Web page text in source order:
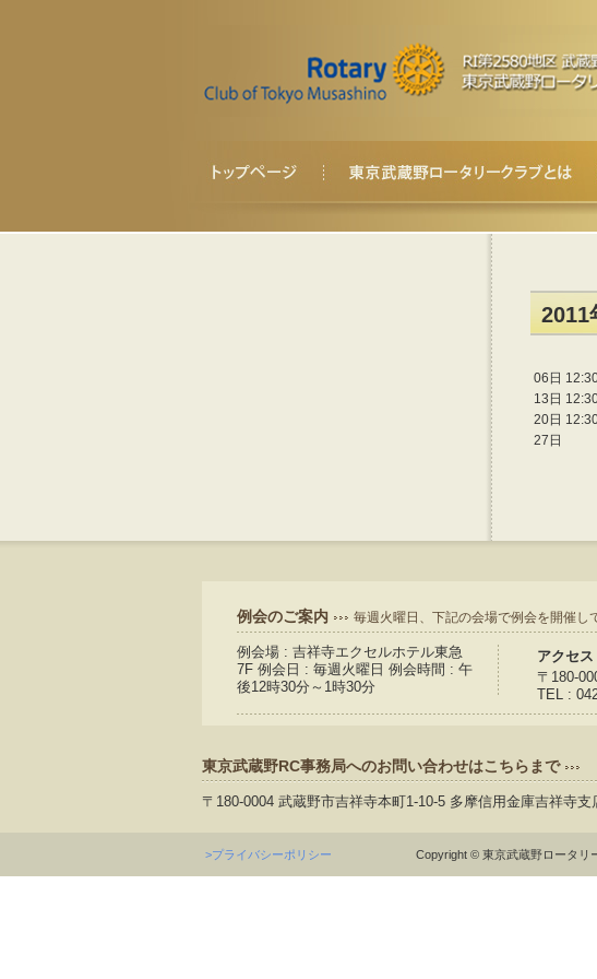
2011
06日
13日
20日
27日
例会のご案内 毎週火曜日、下記の会場で例会を開催し
例会場 : 吉祥寺エクセルホテル東急
7F 例会日 : 毎週火曜日 例会時間 : 午
後12時30分～1時30分
アクセス
〒180-
TEL :
東京武蔵野RC事務局へのお問い合わせはこちらまで
〒180-0004 武蔵野市吉祥寺本町1-10-5 多摩信用金庫吉
>プライバシーポリシー Copyright © 東京武蔵野ロータリー